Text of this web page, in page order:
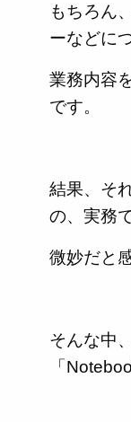
もちろん
ーなどに
業務内容
です。
結果、そ
の、実務
微妙だと
そんな中
「